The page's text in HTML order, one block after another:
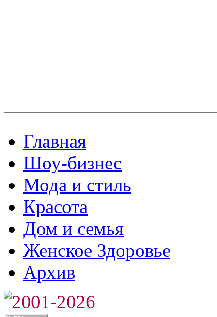
Главная
Шоу-бизнес
Мода и стиль
Красота
Дом и семья
Женское Здоровье
Архив
2001-2026